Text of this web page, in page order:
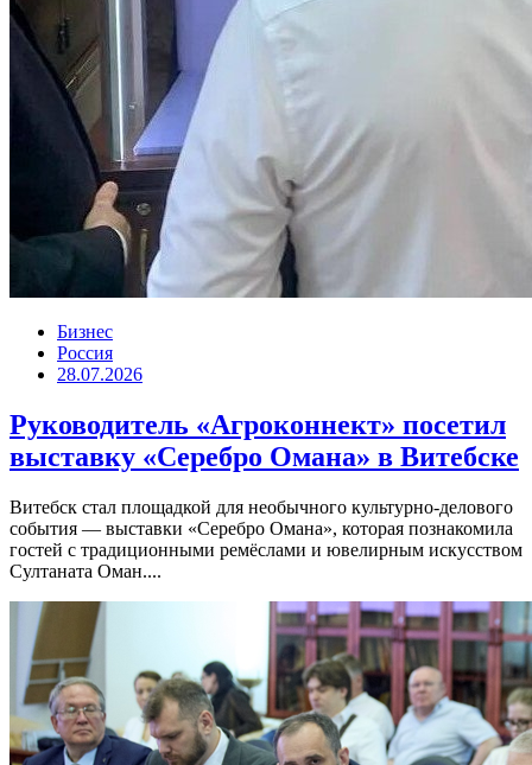
Бизнес
Россия
28.07.2026
Руководитель «Агроконнект» посетил
выставку «Серебро Омана» в Витебске
Витебск стал площадкой для необычного культурно-делового
события — выставки «Серебро Омана», которая познакомила
гостей с традиционными ремёслами и ювелирным искусством
Султаната Оман....